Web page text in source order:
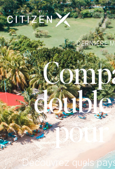
Aller à la page d'accueil
DERNIÈRE
Découvrez quels